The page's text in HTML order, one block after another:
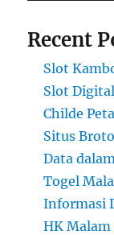
Recent
Slot
Slot
Childe
Situs
Data
Togel
Informasi
HK Malam